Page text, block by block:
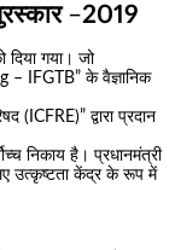
–2019
गया। जो
IFGTB” के वैज्ञानिक
(ICFRE)” द्वारा प्रदान
निकाय है। प्रधानमंत्री
उत्कृष्टता केंद्र के रूप में